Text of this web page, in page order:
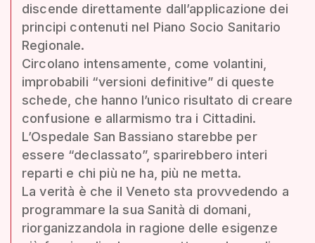
discende direttamente dall’applicazione dei
principi contenuti nel Piano Socio Sanitario
Regionale.
Circolano intensamente, come volantini,
improbabili “versioni definitive” di queste
schede, che hanno l’unico risultato di creare
confusione e allarmismo tra i Cittadini.
L’Ospedale San Bassiano starebbe per
essere “declassato”, sparirebbero interi
reparti e chi più ne ha, più ne metta.
La verità è che il Veneto sta provvedendo a
programmare la sua Sanità di domani,
riorganizzandola in ragione delle esigenze